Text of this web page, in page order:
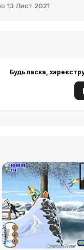
13 Лист 2021
Будь ласка,